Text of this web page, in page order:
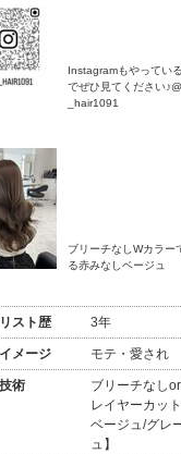
2026年9月
1
2 3 4
休
5
8
休
9
休
11 12
18 19
25
Instagramもやってい
でぜひ見てください
_hair1091
ブリーチなしWカラー
る赤みなしベージュ
スト歴 3年
メージ モテ・愛され
術
ブリーチなし
レイヤーカッ
ベージュ/グレ
ュ】